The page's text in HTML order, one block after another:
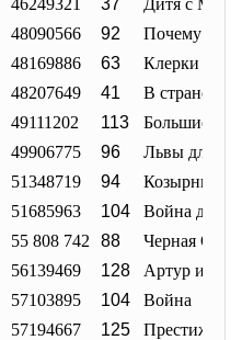
46249321 37
Дитя с
48090566 92
Почему я
48169886 63
Клерки 2
48207649 41
В стране
49111202 113
Большие
49906775 96
Львы для
51348719 94
Козырные
51685963 104
Война
55 808 742 88
Черная
56139469 128
Артур и
57103895 104
Война
57194667 125
Престиж